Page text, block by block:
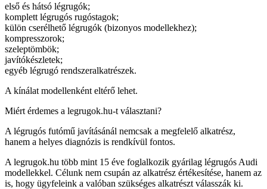
első és hátsó légrugók;
komplett légrugós rugóstagok;
külön cserélhető légrugók (bizonyos modellekhez);
kompresszorok;
szeleptömbök;
javítókészletek;
egyéb légrugó rendszeralkatrészek.
A kínálat modellenként eltérő lehet.
Miért érdemes a legrugok.hu-t választani?
A légrugós futómű javításánál nemcsak a megfelelő alkatrész,
hanem a helyes diagnózis is rendkívül fontos.
A legrugok.hu több mint 15 éve foglalkozik gyárilag légrugós Audi
modellekkel. Célunk nem csupán az alkatrész értékesítése, hanem az
is, hogy ügyfeleink a valóban szükséges alkatrészt válasszák ki.